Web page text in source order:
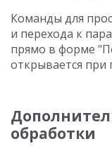
Команды для
и перехода к
прямо в форме
открывается при
обработки